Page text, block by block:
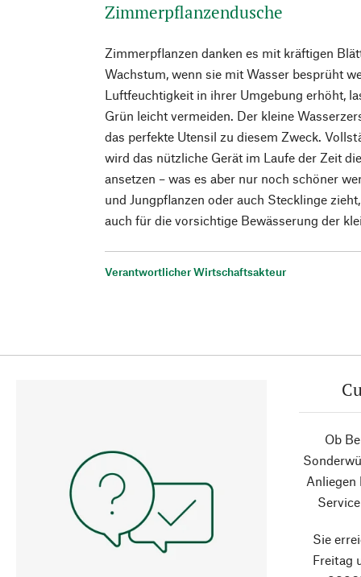
Zimmerpflanzendusche
Zimmerpflanzen danken es mit kräftigen
Wachstum, wenn sie mit Wasser besprüht
Luftfeuchtigkeit in ihrer Umgebung erhöht,
Grün leicht vermeiden. Der kleine
das perfekte Utensil zu diesem Zweck.
wird das nützliche Gerät im Laufe der Zeit
ansetzen – was es aber nur noch schöner
und Jungpflanzen oder auch Stecklinge
auch für die vorsichtige Bewässerung der
Verantwortlicher Wirtschaftsakteur
Ob
Anliegen
Sie
Freitag